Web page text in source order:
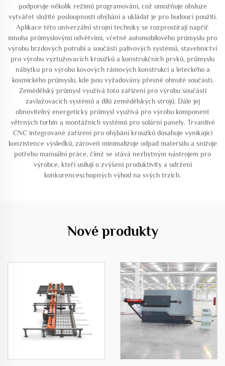
podporuje několik režimů programování, což umožňuje obsluze
vytvářet složité posloupnosti ohýbání a ukládat je pro budoucí použití.
Aplikace této univerzální strojní techniky se rozprostírají napříč
mnoha průmyslovými odvětvími, včetně automobilového průmyslu pro
výrobu brzdových potrubí a součástí palivových systémů, stavebnictví
pro výrobu vyztužovacích kroužků a konstrukčních prvků, průmyslu
nábytku pro výrobu kovových rámových konstrukcí a leteckého a
kosmického průmyslu, kde jsou vyžadovány přesně ohnuté součásti.
Zemědělský průmysl využívá toto zařízení pro výrobu součástí
zavlažovacích systémů a dílů zemědělských strojů. Dále jej
obnovitelný energetický průmysl využívá pro výrobu komponent
větrných turbín a montážních systémů pro solární panely. Trvanlivé
CNC integrované zařízení pro ohýbání kroužků dosahuje vynikající
konzistence výsledků, zároveň minimalizuje odpad materiálu a snižuje
potřebu manuální práce, čímž se stává nezbytným nástrojem pro
výrobce, kteří usilují o zvýšení produktivity a udržení
konkurenceschopných výhod na svých trzích.
Nové produkty